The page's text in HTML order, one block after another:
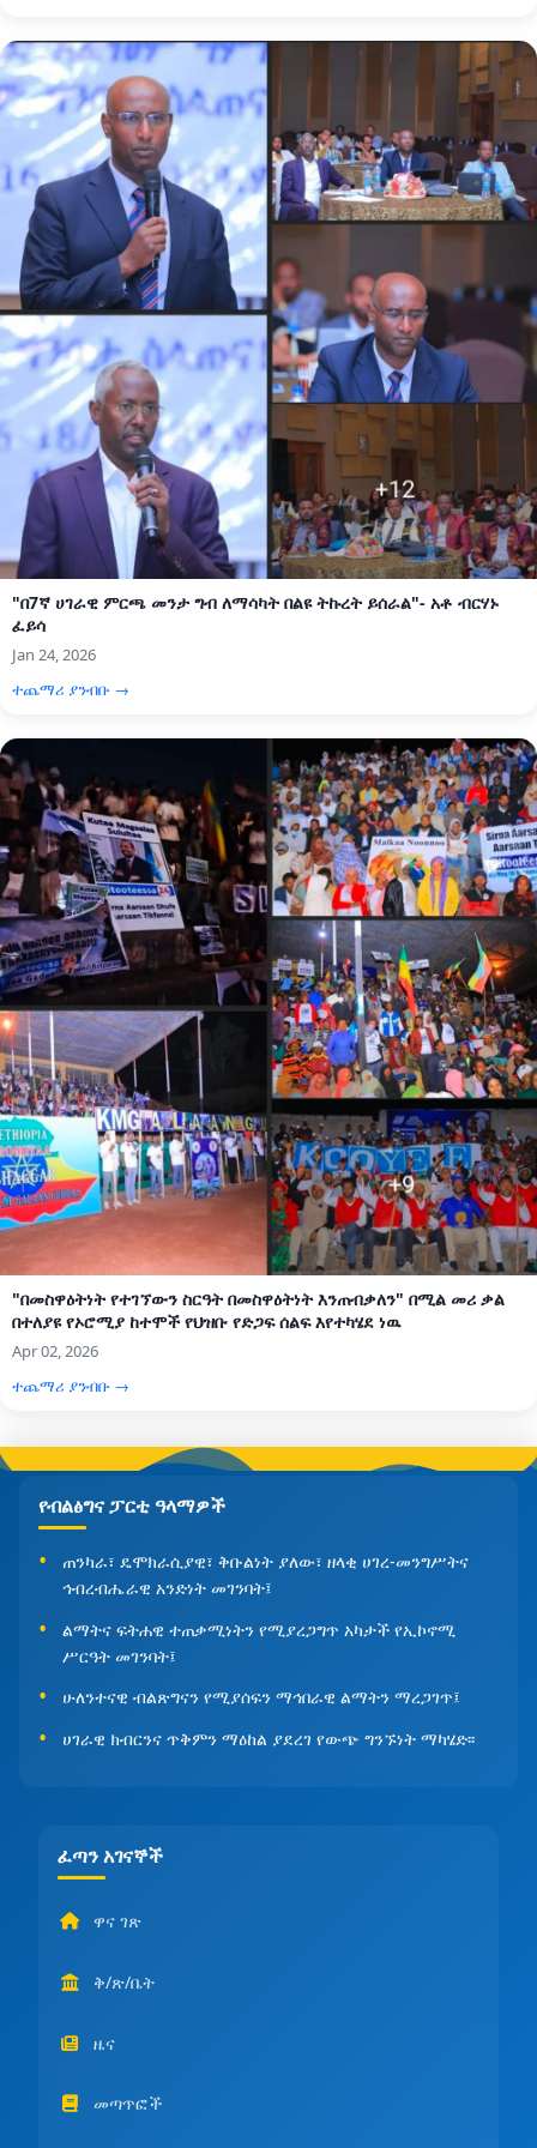
"በ7ኛ ሀገራዊ ምርጫ መንታ ግብ ለማሳካት በልዩ ትኩረት ይሰራል"- አቶ ብርሃኑ
ፈይሳ
Jan 24, 2026
ተጨማሪ ያንብቡ →
"በመስዋዕትነት የተገኘውን ስርዓት በመስዋዕትነት እንጠብቃለን" በሚል መሪ ቃል
በተለያዩ የኦሮሚያ ከተሞች የህዝቡ የድጋፍ ሰልፍ እየተካሄደ ነዉ
Apr 02, 2026
ተጨማሪ ያንብቡ →
የብልፅግና ፓርቲ ዓላማዎች
ጠንካራ፣ ዴሞክራሲያዊ፣ ቅቡልነት ያለው፣ ዘላቂ ሀገረ-መንግሥትና
ኅብረብሔራዊ አንድነት መገንባት፤
ልማትና ፍትሐዊ ተጠቃሚነትን የሚያረጋግጥ አካታች የኢኮኖሚ
ሥርዓት መገንባት፤
ሁለንተናዊ ብልጽግናን የሚያሰፍን ማኅበራዊ ልማትን ማረጋገጥ፤
ሀገራዊ ክብርንና ጥቅምን ማዕከል ያደረገ የውጭ ግንኙነት ማካሄድ፡፡
ፈጣን አገናኞች
ዋና ገጽ
ቅ/ጽ/ቤት
ዜና
መጣጥፎች